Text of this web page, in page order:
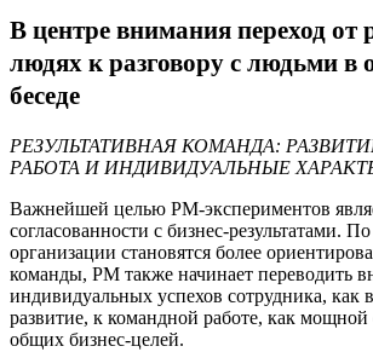
В центре внимания переход от
людях к разговору с людьми в
беседе
РЕЗУЛЬТАТИВНАЯ КОМАНДА:
РАБОТА И ИНДИВИДУАЛЬНЫЕ
Важнейшей целью PM-экспериментов
согласованности с бизнес-результатами.
организации становятся более
команды, PM также начинает переводить
индивидуальных успехов сотрудника, как
развитие, к командной работе, как
общих бизнес-целей.